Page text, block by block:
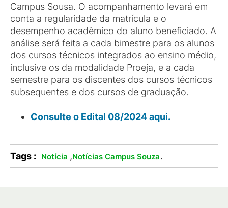
Campus Sousa. O acompanhamento levará em
conta a regularidade da matrícula e o
desempenho acadêmico do aluno beneficiado. A
análise será feita a cada bimestre para os alunos
dos cursos técnicos integrados ao ensino médio,
inclusive os da modalidade Proeja, e a cada
semestre para os discentes dos cursos técnicos
subsequentes e dos cursos de graduação.
Consulte o Edital 08/2024 aqui.
Tags : Notícia ,Notícias Campus Souza.